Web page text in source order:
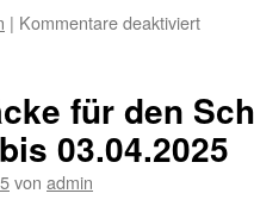
| Kommentare deaktiviertfür
für den
03.04.2025
von admin